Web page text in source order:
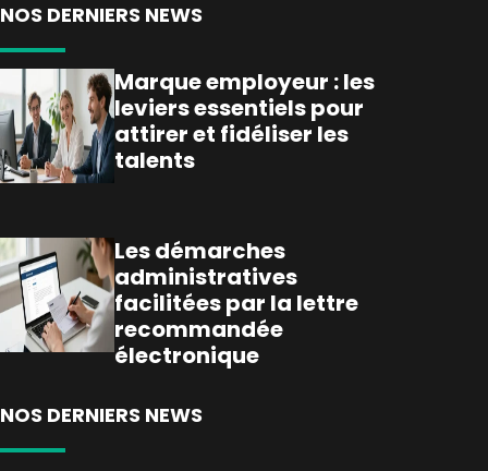
NOS DERNIERS NEWS
Marque employeur : les
leviers essentiels pour
attirer et fidéliser les
talents
Les démarches
administratives
facilitées par la lettre
recommandée
électronique
NOS DERNIERS NEWS